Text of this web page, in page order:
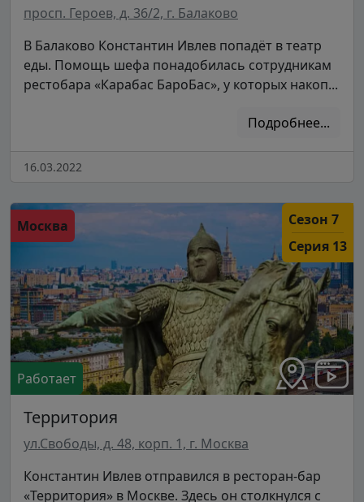
просп. Героев, д. 36/2, г. Балаково
В Балаково Константин Ивлев попадёт в театр
еды. Помощь шефа понадобилась сотрудникам
рестобара «Карабас БароБас», у которых накоп...
Подробнее...
16.03.2022
Москва
Сезон 7
Серия 13
Работает
Территория
ул.Свободы, д. 48, корп. 1, г. Москва
Константин Ивлев отправился в ресторан-бар
«Территория» в Москве. Здесь он столкнулся с